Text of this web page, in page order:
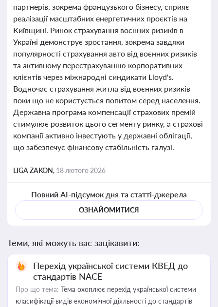
партнерів, зокрема французького бізнесу, сприяє
реалізації масштабних енергетичних проєктів на
Київщині. Ринок страхування воєнних ризиків в
Україні демонструє зростання, зокрема завдяки
популярності страхування авто від воєнних ризиків
та активному перестрахуванню корпоративних
клієнтів через міжнародні синдикати Lloyd's.
Водночас страхування житла від воєнних ризиків
поки що не користується попитом серед населення.
Державна програма компенсації страхових премій
стимулює розвиток цього сегменту ринку, а страхові
компанії активно інвестують у державні облігації,
що забезпечує фінансову стабільність галузі.
LIGA ZAKON, 18 лютого 2026
Повний AI-підсумок дня та статті-джерела
ОЗНАЙОМИТИСЯ
Теми, які можуть вас зацікавити:
Перехід української системи КВЕД до
стандартів NACE
Про що тема: Тема охоплює перехід української системи
класифікації видів економічної діяльності до стандартів